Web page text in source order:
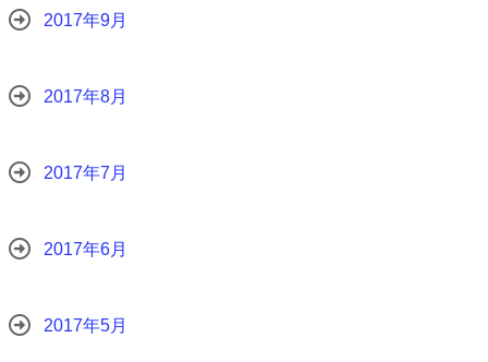
2017年9月
2017年8月
2017年7月
2017年6月
2017年5月